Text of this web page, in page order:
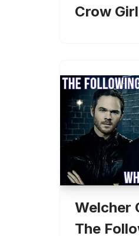
Crow
Welcher
The